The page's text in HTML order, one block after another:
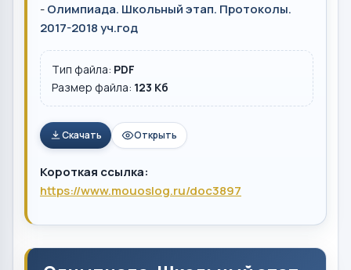
-Олимпиада. Школьный этап. Протоколы.
2017-2018 уч.год
Тип файла: PDF
Размер файла: 123 Кб
Скачать Открыть
Короткая ссылка:
https://www.mouoslog.ru/doc3897